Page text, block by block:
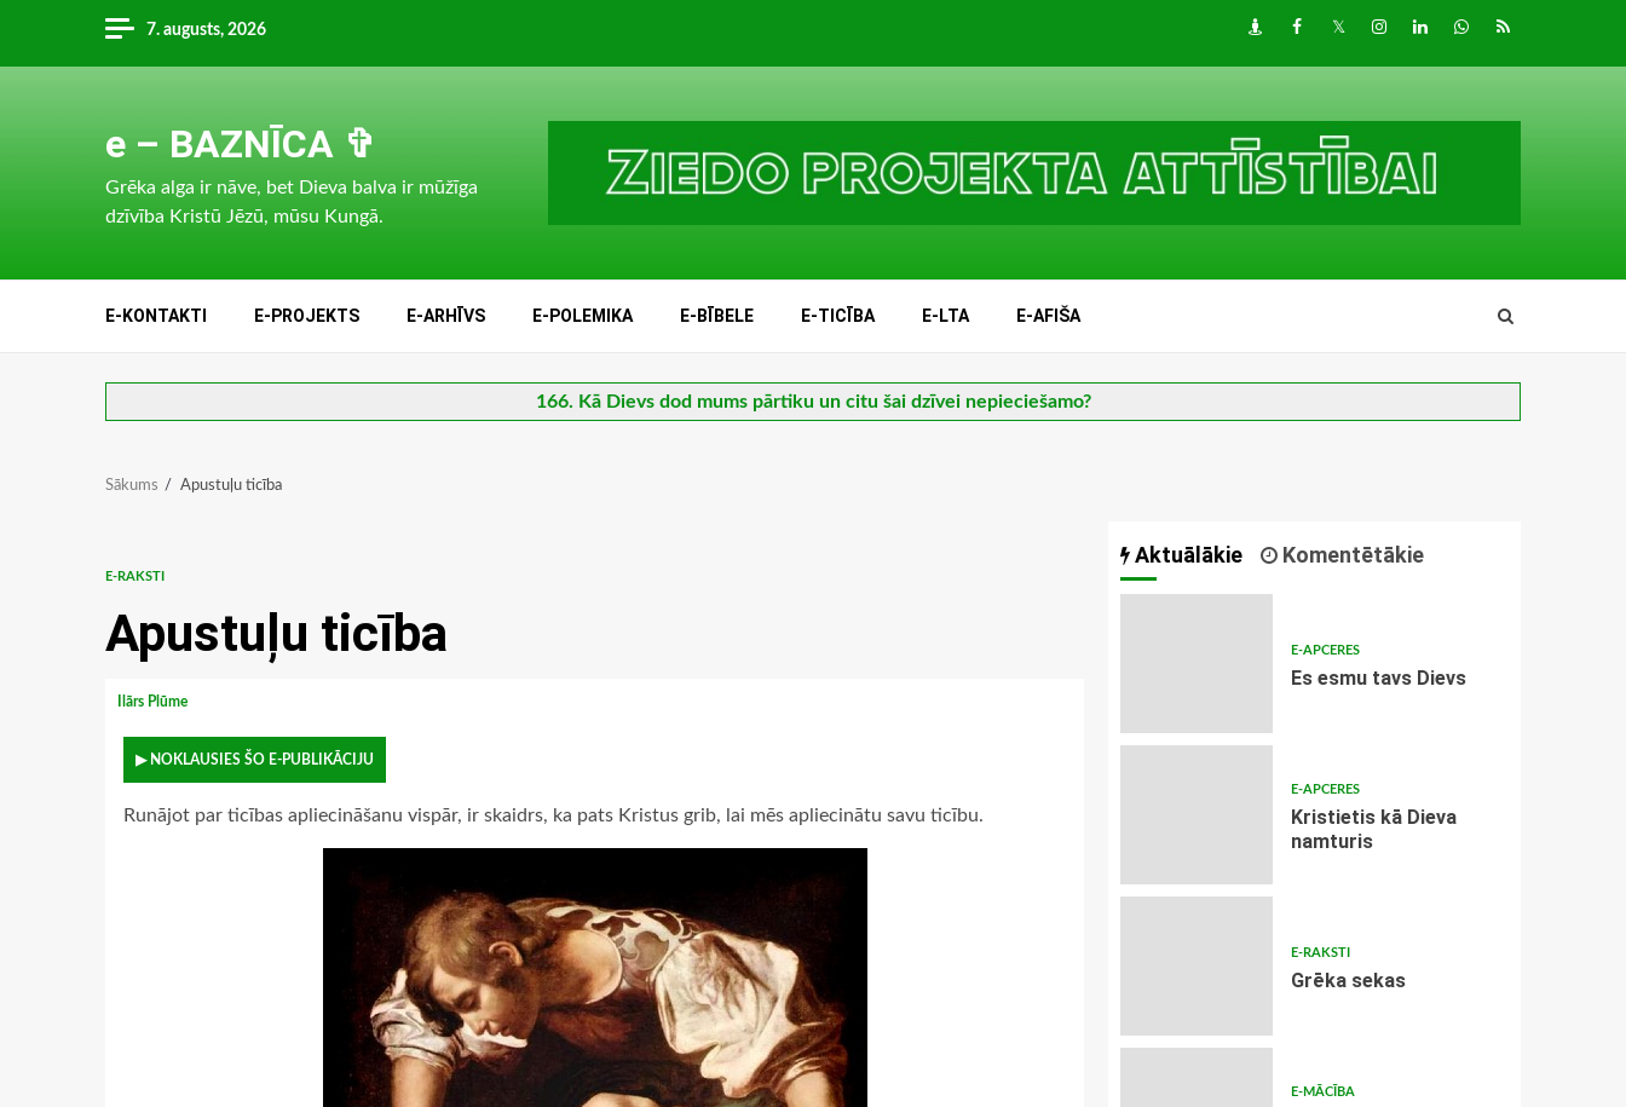
content
7. augusts, 2026 DraugiemFacebook
TwitterInstagram
LinkedInwhatsapp
RSS
e – BAZNĪCA ✞
Grēka alga ir nāve, bet Dieva balva ir mūžīga
dzīvība Kristū Jēzū, mūsu Kungā.
E-KONTAKTI E-PROJEKTS E-ARHĪVS E-POLEMIKA E-BĪBELE E-TICĪBA E-LTA E-AFIŠA
166. Kā Dievs dod mums pārtiku un citu šai dzīvei nepieciešamo?
Sākums Apustuļu ticība
E-RAKSTI
Apustuļu ticība
Ilārs Plūme
▶ NOKLAUSIES ŠO E-PUBLIKĀCIJU
Runājot par ticības apliecināšanu vispār, ir skaidrs, ka pats Kristus grib, lai mēs apliecinātu savu ticību.
Aktuālākie Komentētākie
E-APCERES
Es esmu tavs Dievs
E-APCERES
Kristietis kā Dieva
namturis
E-RAKSTI
Grēka sekas
E-MĀCĪBA